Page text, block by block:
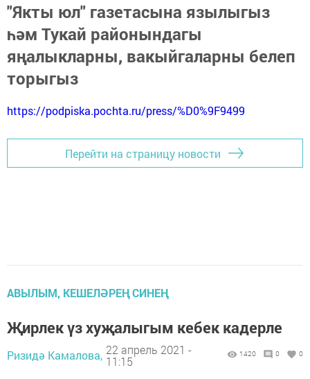
"Якты юл" газетасына язылыгыз
һәм Тукай районындагы
яңалыкларны, вакыйгаларны белеп
торыгыз
https://podpiska.pochta.ru/press/%D0%9F9499
Перейти на страницу новости
АВЫЛЫМ, КЕШЕЛӘРЕҢ СИНЕҢ
Җирлек үз хуҗалыгым кебек кадерле
Ризидә Камалова, 22 апрель 2021 -
11:15
1420 0 0